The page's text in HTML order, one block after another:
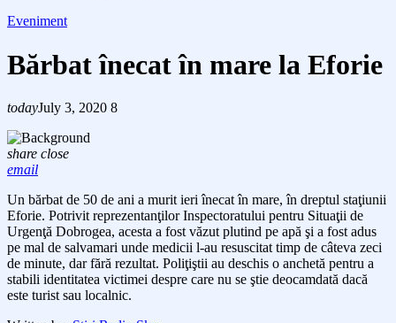
Eveniment
Bărbat înecat în mare la Eforie
todayJuly 3, 2020 8
share close
email
Un bărbat de 50 de ani a murit ieri înecat în mare, în dreptul staţiunii
Eforie. Potrivit reprezentanţilor Inspectoratului pentru Situaţii de
Urgenţă Dobrogea, acesta a fost văzut plutind pe apă şi a fost adus
pe mal de salvamari unde medicii l-au resuscitat timp de câteva zeci
de minute, dar fără rezultat. Poliţiştii au deschis o anchetă pentru a
stabili identitatea victimei despre care nu se ştie deocamdată dacă
este turist sau localnic.